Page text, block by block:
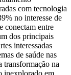
com tecnologia
no interesse de
conectam entre
dos principais
interessadas
de saúde nas
transformação na
inexplorado em